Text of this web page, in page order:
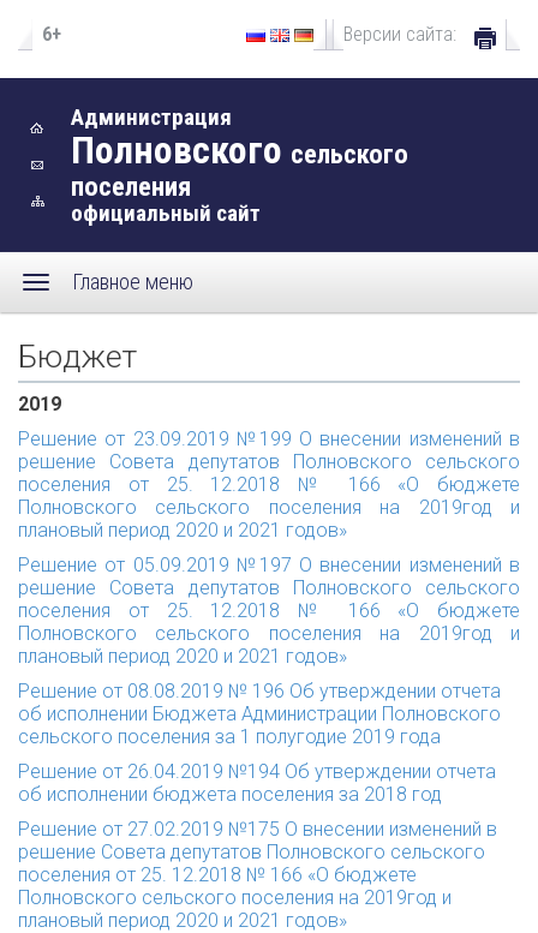
6+ Версии сайта:
Администрация
Полновского сельского
поселения
официальный сайт
Главное меню
Бюджет
2019
Решение от 23.09.2019 №199 О внесении изменений в
решение Совета депутатов Полновского сельского
поселения от 25. 12.2018 № 166 «О бюджете
Полновского сельского поселения на 2019год и
плановый период 2020 и 2021 годов»
Решение от 05.09.2019 №197 О внесении изменений в
решение Совета депутатов Полновского сельского
поселения от 25. 12.2018 № 166 «О бюджете
Полновского сельского поселения на 2019год и
плановый период 2020 и 2021 годов»
Решение от 08.08.2019 № 196 Об утверждении отчета
об исполнении Бюджета Администрации Полновского
сельского поселения за 1 полугодие 2019 года
Решение от 26.04.2019 №194 Об утверждении отчета
об исполнении бюджета поселения за 2018 год
Решение от 27.02.2019 №175 О внесении изменений в
решение Совета депутатов Полновского сельского
поселения от 25. 12.2018 № 166 «О бюджете
Полновского сельского поселения на 2019год и
плановый период 2020 и 2021 годов»